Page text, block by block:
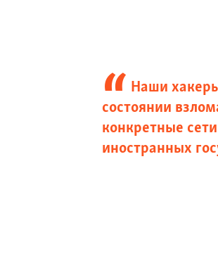
Наши
состоянии
конкретные сети
иностранных